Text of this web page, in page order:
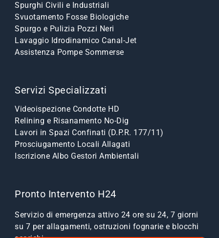
Spurghi Civili e Industriali
Svuotamento Fosse Biologiche
Spurgo e Pulizia Pozzi Neri
Lavaggio Idrodinamico Canal-Jet
Assistenza Pompe Sommerse
Servizi Specializzati
Videoispezione Condotte HD
Relining e Risanamento No-Dig
Lavori in Spazi Confinati (D.P.R. 177/11)
Prosciugamento Locali Allagati
Iscrizione Albo Gestori Ambientali
Pronto Intervento H24
Servizio di emergenza attivo 24 ore su 24, 7 giorni
su 7 per allagamenti, ostruzioni fognarie e blocchi